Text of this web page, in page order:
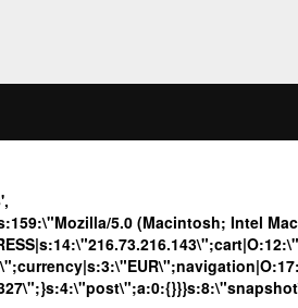
5.0 (Macintosh; Intel